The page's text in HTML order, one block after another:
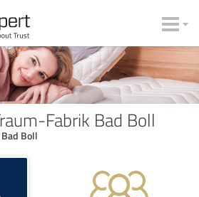
Fabrik Bad Boll
Boll